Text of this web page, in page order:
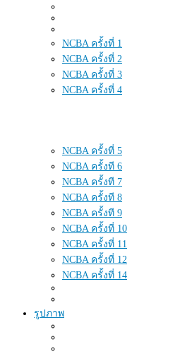
NCBA ครั้งที่ 1
NCBA ครั้งที่ 2
NCBA ครั้งที่ 3
NCBA ครั้งที่ 4
NCBA ครั้งที่ 5
NCBA ครั้งที 6
NCBA ครั้งที 7
NCBA ครั้งที 8
NCBA ครั้งที 9
NCBA ครั้งที่ 10
NCBA ครั้งที่ 11
NCBA ครั้งที่ 12
NCBA ครั้งที่ 14
รูปภาพ